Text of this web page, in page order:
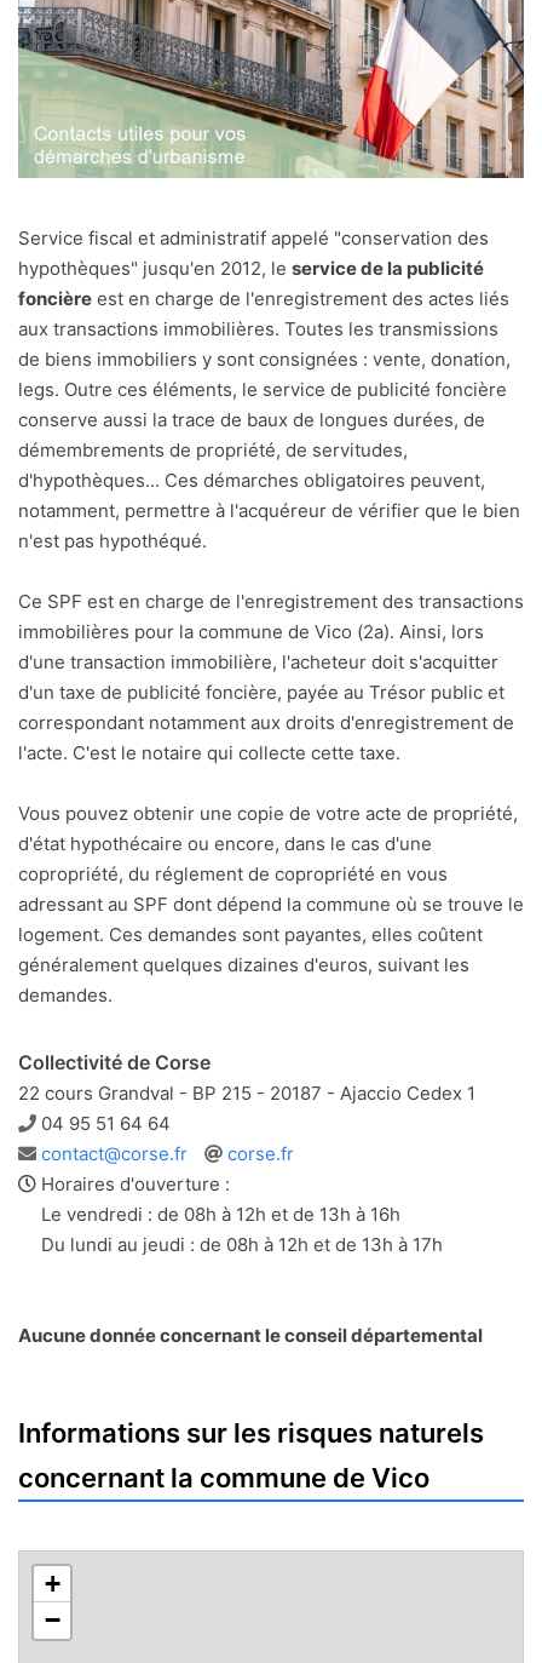
Service fiscal et administratif appelé "conservation des
hypothèques" jusqu'en 2012, le service de la publicité
foncière est en charge de l'enregistrement des actes liés
aux transactions immobilières. Toutes les transmissions
de biens immobiliers y sont consignées : vente, donation,
legs. Outre ces éléments, le service de publicité foncière
conserve aussi la trace de baux de longues durées, de
démembrements de propriété, de servitudes,
d'hypothèques... Ces démarches obligatoires peuvent,
notamment, permettre à l'acquéreur de vérifier que le bien
n'est pas hypothéqué.
Ce SPF est en charge de l'enregistrement des transactions
immobilières pour la commune de Vico (2a). Ainsi, lors
d'une transaction immobilière, l'acheteur doit s'acquitter
d'un taxe de publicité foncière, payée au Trésor public et
correspondant notamment aux droits d'enregistrement de
l'acte. C'est le notaire qui collecte cette taxe.
Vous pouvez obtenir une copie de votre acte de propriété,
d'état hypothécaire ou encore, dans le cas d'une
copropriété, du réglement de copropriété en vous
adressant au SPF dont dépend la commune où se trouve le
logement. Ces demandes sont payantes, elles coûtent
généralement quelques dizaines d'euros, suivant les
demandes.
Collectivité de Corse
22 cours Grandval - BP 215 - 20187 - Ajaccio Cedex 1
Téléphone
04 95 51 64 64
Adresse
e-
mail
contact@corse.fr
Site
web
corse.fr
Horaires d'ouverture :
Le vendredi : de 08h à 12h et de 13h à 16h
Du lundi au jeudi : de 08h à 12h et de 13h à 17h
Aucune donnée concernant le conseil départemental
Informations sur les risques naturels
concernant la commune de Vico
+
−